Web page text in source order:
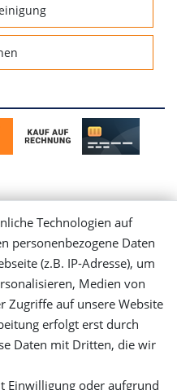
Technologien auf
personenbezogene Daten
(z.B. IP-Adresse), um
Medien von
Zugriffe auf unsere Website
erfolgt erst durch
Daten mit Dritten, die wir
Einwilligung oder aufgrund